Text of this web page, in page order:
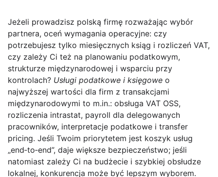
Jeżeli prowadzisz polską firmę rozważając wybór
partnera, oceń wymagania operacyjne: czy
potrzebujesz tylko miesięcznych ksiąg i rozliczeń VAT,
czy zależy Ci też na planowaniu podatkowym,
strukturze międzynarodowej i wsparciu przy
kontrolach? Usługi podatkowe i księgowe o
najwyższej wartości dla firm z transakcjami
międzynarodowymi to m.in.: obsługa VAT OSS,
rozliczenia intrastat, payroll dla delegowanych
pracowników, interpretacje podatkowe i transfer
pricing. Jeśli Twoim priorytetem jest koszyk usług
„end‑to‑end”, daje większe bezpieczeństwo; jeśli
natomiast zależy Ci na budżecie i szybkiej obsłudze
lokalnej, konkurencja może być lepszym wyborem.